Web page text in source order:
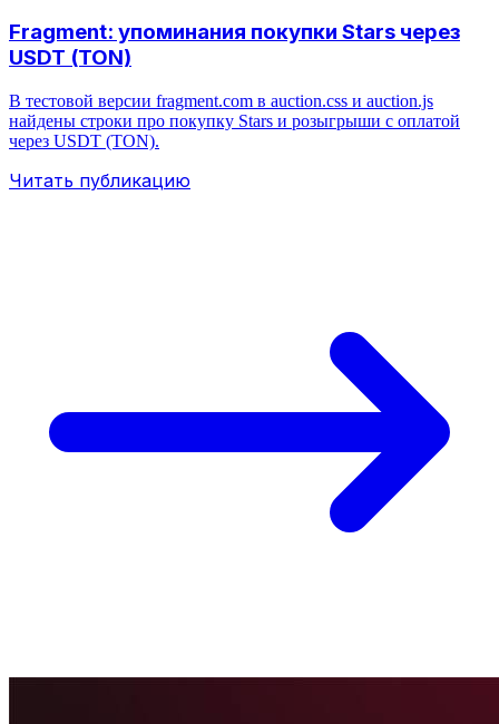
Fragment: упоминания покупки Stars через
USDT (TON)
В тестовой версии fragment.com в auction.css и auction.js
найдены строки про покупку Stars и розыгрыши с оплатой
через USDT (TON).
Читать публикацию